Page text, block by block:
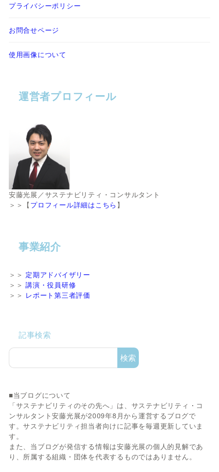
プライバシーポリシー
お問合せページ
使用画像について
運営者プロフィール
安藤光展／サステナビリティ・コンサルタント
＞＞【 プロフィール詳細はこちら 】
事業紹介
＞＞ 定期アドバイザリー
＞＞講演・役員研修
＞＞ レポート第三者評価
記事検索
検索
■当ブログについて
「サステナビリティのその先へ」は、サステナビリティ・コ
ンサルタント安藤光展が2009年8月から運営するブログで
す。サステナビリティ担当者向けに記事を毎週更新していま
す。
また、当ブログが発信する情報は安藤光展の個人的見解であ
り、所属する組織・団体を代表するものではありません。